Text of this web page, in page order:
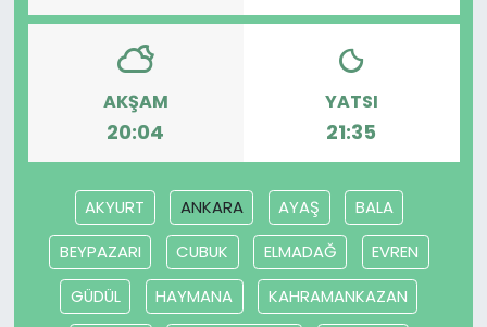
AKŞAM
20:04
YATSI
21:35
AKYURT ANKARA AYAŞ
BALA
BEYPAZARI
CUBUK ELMADAĞ
EVREN
GÜDÜL
HAYMANA
KAHRAMANKAZAN
YEREL POLİTİKA
YEREL YÖNETİMLER